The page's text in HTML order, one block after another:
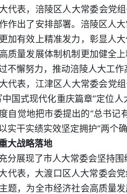
代表，涪陵区人大常委会党
作出了安排部署。涪陵区人
加有效上精准发力，彰显人
质量发展体制机制更加健全
不懈努力，推动涪陵人大工
代表，江津区人大常委会党
中国式现代化重庆篇章”定位
自觉地把市委提出的“总书
实干实绩实效坚定拥护“两个
大战略落地
分展现了市人大常委会坚持
代表，大渡口区人大常委会
题，为全市经济社会高质量